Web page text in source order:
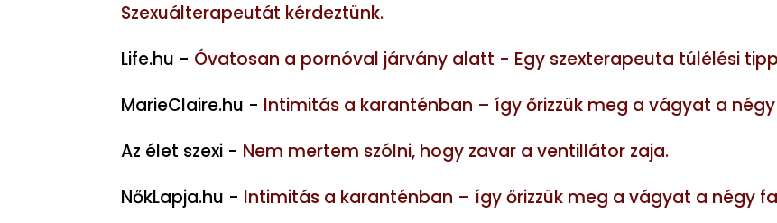
Szexuálterapeutát kérdeztünk.
Life.hu - Óvatosan a pornóval járvány alatt - Egy szexterapeuta túlélési
MarieClaire.hu - Intimitás a karanténban – így őrizzük meg a vágyat a
Az élet szexi - Nem mertem szólni, hogy zavar a ventillátor zaja.
NőkLapja.hu - Intimitás a karanténban – így őrizzük meg a vágyat a négy